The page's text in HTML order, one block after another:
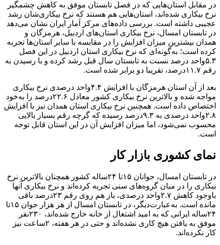
در مقابل استان‌هایی که در فصل تابستان موفق به کاهش چشمگیر
نرخ بیکاری شده‌اند، استان‌هایی هم هستند که نرخ بیکاری‌شان رشد
عجیبی داشته است. بررسی داده‌های مرکز آمار ایران نشان می‌دهد
در تابستان امسال، نرخ بیکاری استان‌های اردبیل، هرمزگان و
همدان بیشترین میزان افزایش را در مقایسه با سایر استان‌ها تجربه
کرده است؛ به‌گونه‌ای که نرخ بیکاری استان اردبیل در این فصل
۵.۳واحد درصد نسبت به تابستان سال قبل رشد کرده و با رسیدن به
رقم ۱۱.۷درصد، تقریبا دو برابر شده است.
بعد از آن استان هرمزگان با افزایش ۴.۴واحد درصدی نرخ بیکاری
مواجه شده و بالاترین نرخ بیکاری کشور معادل ۲۲.۶درصد را به‌خود
اختصاص داده است. همچنین نرخ بیکاری استان همدان نیز با افزایش
۲.۸واحد درصدی به ۹.۳درصد رسیده که گرچه رقم بسیار بالایی
محسوب نمی‌شود، اما میزان افزایش آن در این استان قابل توجه
است.
نمای کشوری بازار کار
در تابستان امسال، جوانان ۱۵تا ۲۴ساله کشور همچنان بالاترین نرخ
بیکاری را در میان گروه‌های سنی تجربه کرده‌اند و نرخ بیکاری آنها
باوجود کاهش ۲.۷واحد درصدی، باز هم روی رقم ۲۳درصد باقی
مانده است. به‌عبارت‌دیگر، در تابستان امسال از هر هزار جوان ۱۵تا
۲۴ساله ایرانی که به امید اشتغال از خانه خارج شده‌اند، ۲۳۰نفر
موفق به یافتن هیچ کاری نشده‌اند و حتی در هر هفته، ۲ساعت نیز
کار نکرده‌اند.